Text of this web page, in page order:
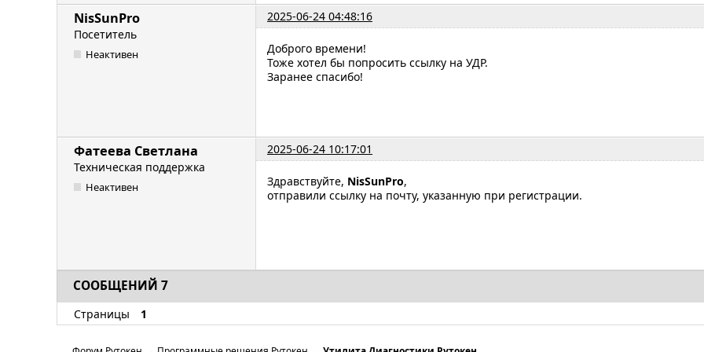
NisSunPro
2025-06-24 04:48:16
Посетитель
Неактивен
Доброго времени!
Тоже хотел бы попросить ссылку на УДР.
Заранее спасибо!
Фатеева Светлана
2025-06-24 10:17:01
Техническая поддержка
Неактивен Здравствуйте, NisSunPro,
отправили ссылку на почту, указанную при регистрации.
СООБЩЕНИЙ 7
Страницы 1